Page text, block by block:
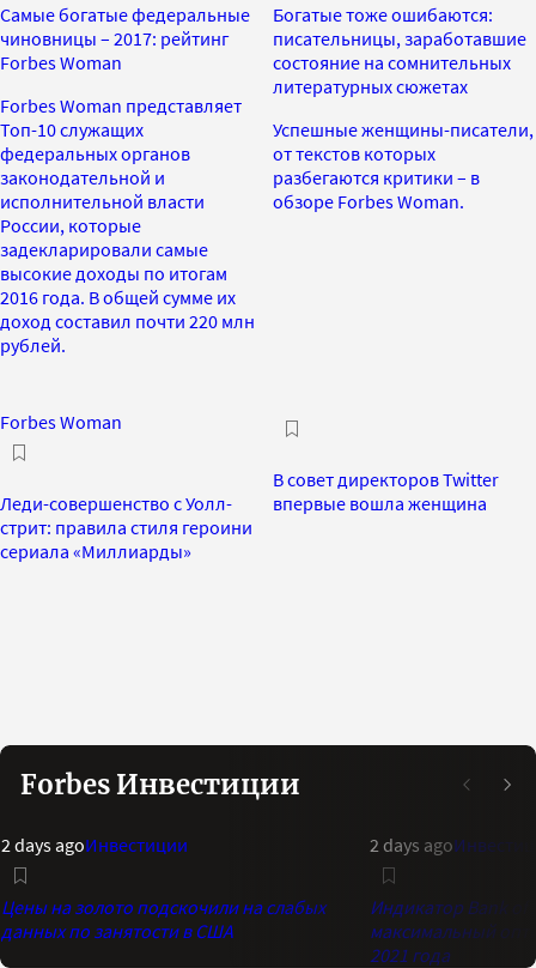
Самые богатые федеральные
чиновницы – 2017: рейтинг
Forbes Woman
Forbes Woman представляет
Топ-10 служащих
федеральных органов
законодательной и
исполнительной власти
России, которые
задекларировали самые
высокие доходы по итогам
2016 года. В общей сумме их
доход составил почти 220 млн
рублей.
Богатые тоже ошибаются:
писательницы, заработавшие
состояние на сомнительных
литературных сюжетах
Успешные женщины-писатели,
от текстов которых
разбегаются критики – в
обзоре Forbes Woman.
Forbes Woman
Леди-совершенство с Уолл-
стрит: правила стиля героини
сериала «Миллиарды»
В совет директоров Twitter
впервые вошла женщина
Forbes Инвестиции
2 days agoИнвестиции
Цены на золото подскочили на слабых
данных по занятости в США
2 days ago
Индикатор Bank of
максимальный
2021 года